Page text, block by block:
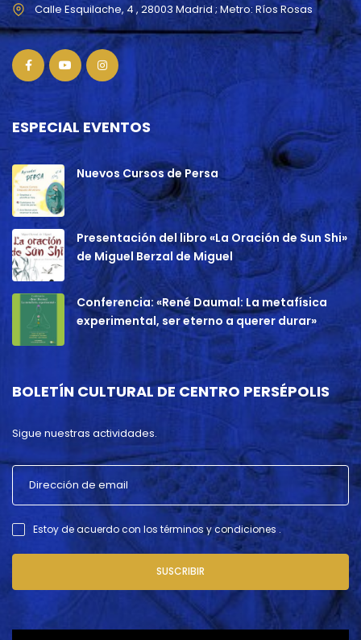
ESPECIAL EVENTOS
Nuevos Cursos de Persa
Presentación del libro «La Oración de Sun Shi»
de Miguel Berzal de Miguel
Conferencia: «René Daumal: La metafísica
experimental, ser eterno a querer durar»
BOLETÍN CULTURAL DE CENTRO PERSÉPOLIS
Sigue nuestras actividades.
Estoy de acuerdo con los términos y condiciones .
SUSCRIBIR